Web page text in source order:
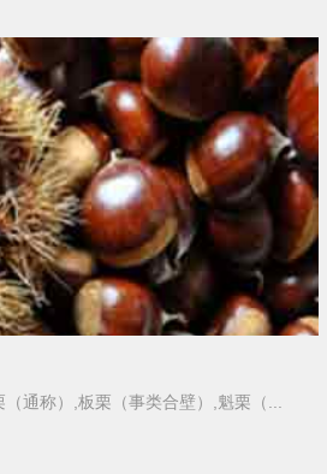
通称）,板栗（事类合壁）,魁栗（...